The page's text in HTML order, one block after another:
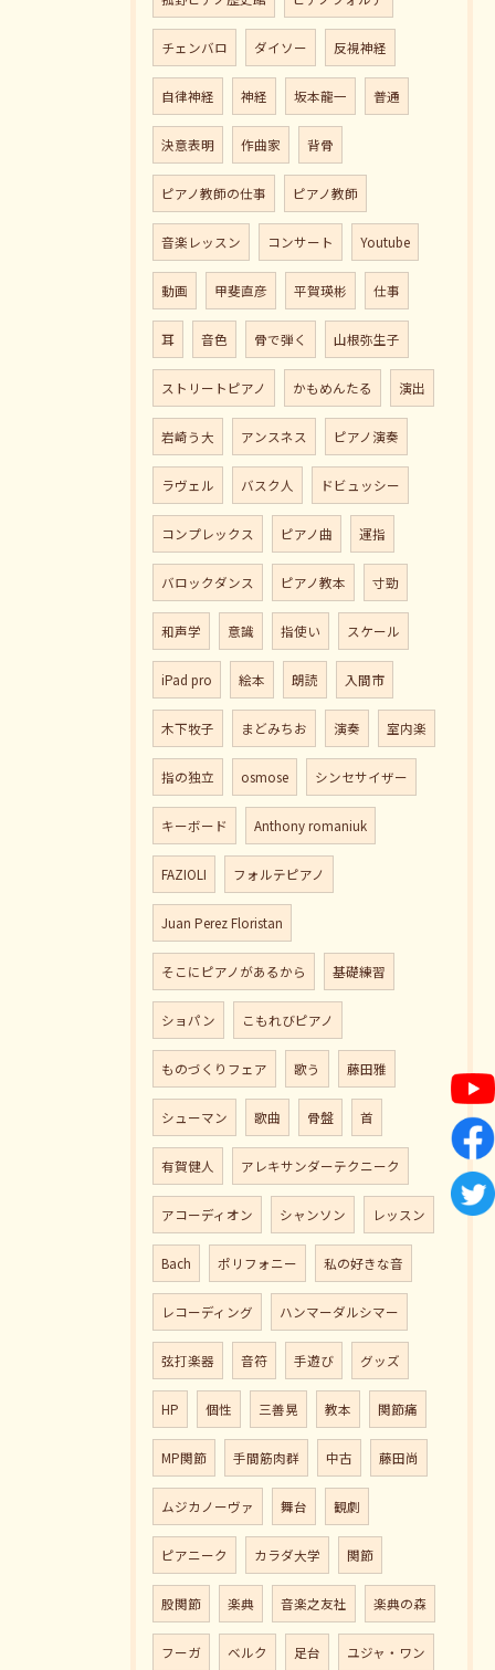
チェンバロ ダイソー 反視神経
自律神経 神経 坂本龍一 普通
決意表明 作曲家 背骨
ピアノ教師の仕事 ピアノ教師
音楽レッスン コンサート Youtube
動画 甲斐直彦 平賀瑛彬 仕事
耳 音色 骨で弾く 山根弥生子
ストリートピアノ かもめんたる 演出
岩崎う大 アンスネス ピアノ演奏
ラヴェル バスク人 ドビュッシー
コンプレックス ピアノ曲 運指
バロックダンス ピアノ教本 寸勁
和声学 意識 指使い スケール
iPad pro 絵本 朗読 入間市
木下牧子 まどみちお 演奏 室内楽
指の独立 osmose シンセサイザー
キーボード Anthony romaniuk
FAZIOLI フォルテピアノ
Juan Perez Floristan
そこにピアノがあるから 基礎練習
ショパン こもれびピアノ
ものづくりフェア 歌う 藤田雅
シューマン 歌曲 骨盤 首
有賀健人 アレキサンダーテクニーク
アコーディオン シャンソン レッスン
Bach ポリフォニー 私の好きな音
レコーディング ハンマーダルシマー
弦打楽器 音符 手遊び グッズ
HP 個性 三善晃 教本 関節痛
MP関節 手間筋肉群 中古 藤田尚
ムジカノーヴァ 舞台 観劇
ピアニーク カラダ大学 関節
股関節 楽典 音楽之友社 楽典の森
フーガ ベルク 足台 ユジャ・ワン